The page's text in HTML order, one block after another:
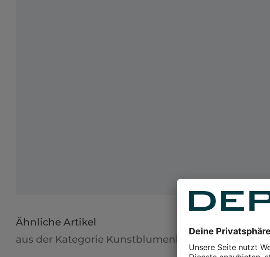
Ähnliche Artikel
aus der Kategorie Kunstblumenkränze